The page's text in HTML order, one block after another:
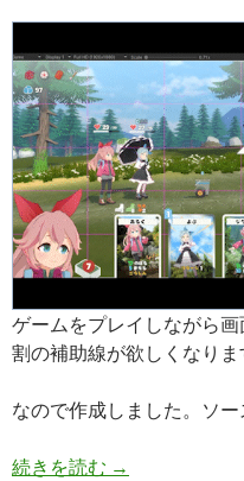
ゲームをプレイしながら
割の補助線が欲しくなりま
なので作成しました。ソー
続きを読む 【Unity】
→